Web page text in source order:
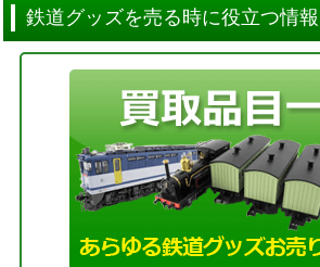
鉄道グッズを売る時に役立つ情報